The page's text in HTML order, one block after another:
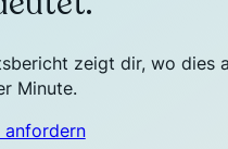
zeigt dir, wo dies
Minute.
anfordern